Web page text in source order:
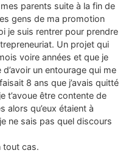
parents suite à la fin de
gens de ma promotion
je suis rentrer pour prendre
Un projet qui
voire années et que je
un entourage qui me
8 ans que j’avais quitté
t’avoue être contente de
alors qu’eux étaient à
ne sais pas quel discours
tout cas.